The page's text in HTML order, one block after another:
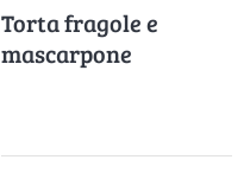
Torta fragole e
mascarpone